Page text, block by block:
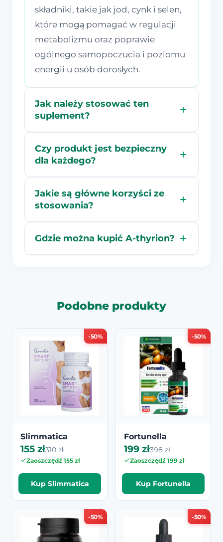
składniki, takie jak jod, cynk i selen,
które mogą pomagać w regulacji
metabolizmu oraz poprawie
ogólnego samopoczucia i poziomu
energii u osób dorosłych.
Jak należy stosować ten
suplement?
Czy produkt jest bezpieczny
dla każdego?
Jakie są główne korzyści ze
stosowania?
Gdzie można kupić A-thyrion?
Podobne produkty
-50%
Slimmatica
155 zł310 zł
Zaoszczędź 155 zł
Kup Slimmatica
-50%
Fortunella
199 zł398 zł
Zaoszczędź 199 zł
Kup Fortunella
-50% -50%